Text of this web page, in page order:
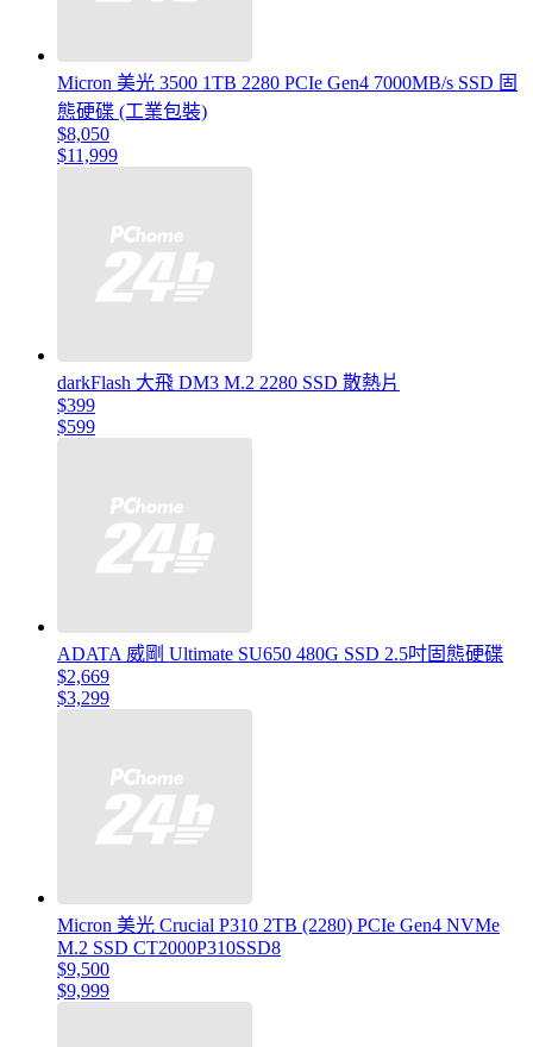
Micron 美光 3500 1TB 2280 PCIe Gen4 7000MB/s SSD 固
態硬碟 (工業包裝)
$8,050
$11,999
darkFlash 大飛 DM3 M.2 2280 SSD 散熱片
$399
$599
ADATA 威剛 Ultimate SU650 480G SSD 2.5吋固態硬碟
$2,669
$3,299
Micron 美光 Crucial P310 2TB (2280) PCIe Gen4 NVMe
M.2 SSD CT2000P310SSD8
$9,500
$9,999